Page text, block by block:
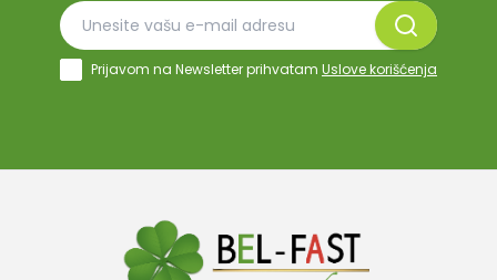
Prijavom na Newsletter prihvatam Uslove korišćenja